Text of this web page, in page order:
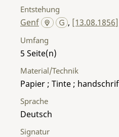
Entstehung
Genf , [13.08.1856]
Umfang
5
Material/Technik
Papier ; Tinte ;
Sprache
Deutsch
Signatur